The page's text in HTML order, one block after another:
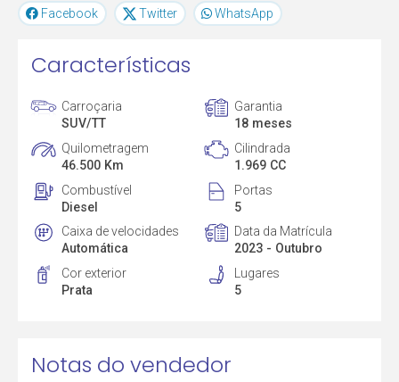
Facebook Twitter WhatsApp
Características
Carroçaria
SUV/TT
Garantia
18 meses
Quilometragem
46.500 Km
Cilindrada
1.969 CC
Combustível
Diesel
Portas
5
Caixa de velocidades
Automática
Data da Matrícula
2023 - Outubro
Cor exterior
Prata
Lugares
5
Notas do vendedor